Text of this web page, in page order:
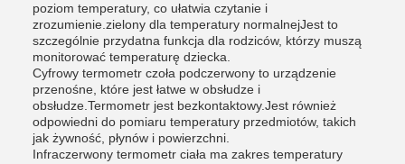
poziom temperatury, co ułatwia czytanie i
zrozumienie.zielony dla temperatury normalnejJest to
szczególnie przydatna funkcja dla rodziców, którzy muszą
monitorować temperaturę dziecka.
Cyfrowy termometr czoła podczerwony to urządzenie
przenośne, które jest łatwe w obsłudze i
obsłudze.Termometr jest bezkontaktowy.Jest również
odpowiedni do pomiaru temperatury przedmiotów, takich
jak żywność, płynów i powierzchni.
Infraczerwony termometr ciała ma zakres temperatury